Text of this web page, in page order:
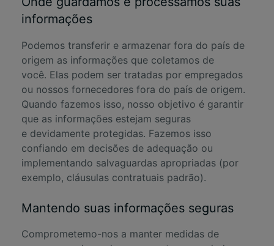
informações
Podemos transferir e armazenar fora do país de
origem as informações que coletamos de
você. Elas podem ser tratadas por empregados
ou nossos fornecedores fora do país de origem.
Quando fazemos isso, nosso objetivo é garantir
que as informações estejam seguras
e devidamente protegidas. Fazemos isso
confiando em decisões de adequação ou
implementando salvaguardas apropriadas (por
exemplo, cláusulas contratuais padrão).
Mantendo suas informações seguras
Comprometemo-nos a manter medidas de